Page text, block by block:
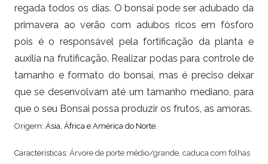
regada todos os dias. O bonsai pode ser adubado da
primavera ao verão com adubos ricos em fósforo
pois é o responsável pela fortificação da planta e
auxilia na frutificação. Realizar podas para controle de
tamanho e formato do bonsai, mas é preciso deixar
que se desenvolvam até um tamanho mediano, para
que o seu Bonsai possa produzir os frutos, as amoras.
Origem: Ásia, África e América do Norte.
Características: Árvore de porte médio/grande, caduca com folhas